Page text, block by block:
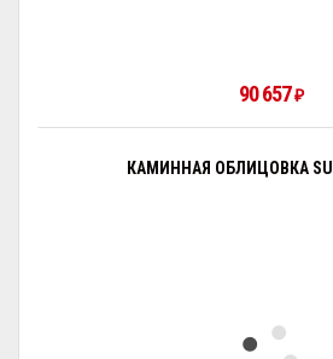
90 657₽
КАМИННАЯ ОБЛИЦОВКА